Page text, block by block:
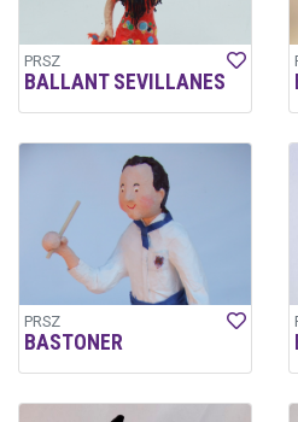
PRSZ
BALLANT SEVILLANES
PRSZ
BASTONER